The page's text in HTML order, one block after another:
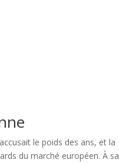
le poids des ans, et la
du marché européen. À sa